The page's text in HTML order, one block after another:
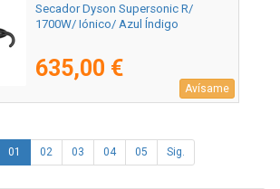
Secador Dyson Supersonic R/
1700W/ Iónico/ Azul Índigo
635,00 €
Avísame
01 02 03 04 05 Sig.